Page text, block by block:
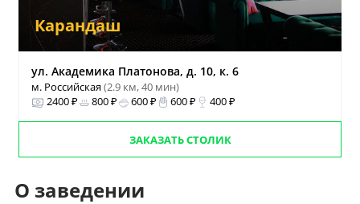
Карандаш
ул. Академика Платонова, д. 10, к. 6
м. Российская(2.9 км, 40 мин)
2400 ₽
800 ₽ 600 ₽ 600 ₽ 400 ₽
ЗАКАЗАТЬ СТОЛИК
О заведении